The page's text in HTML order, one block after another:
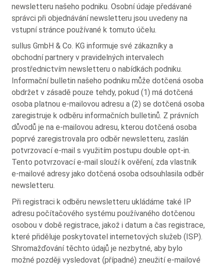
newsletteru našeho podniku. Osobní údaje předávané
správci při objednávání newsletteru jsou uvedeny na
vstupní stránce používané k tomuto účelu.
sullus GmbH & Co. KG informuje své zákazníky a
obchodní partnery v pravidelných intervalech
prostřednictvím newsletteru o nabídkách podniku.
Informační bulletin našeho podniku může dotčená osoba
obdržet v zásadě pouze tehdy, pokud (1) má dotčená
osoba platnou e-mailovou adresu a (2) se dotčená osoba
zaregistruje k odběru informačních bulletinů. Z právních
důvodů je na e-mailovou adresu, kterou dotčená osoba
poprvé zaregistrovala pro odběr newsletteru, zaslán
potvrzovací e-mail s využitím postupu double opt-in.
Tento potvrzovací e-mail slouží k ověření, zda vlastník
e-mailové adresy jako dotčená osoba odsouhlasila odběr
newsletteru.
Při registraci k odběru newsletteru ukládáme také IP
adresu počítačového systému používaného dotčenou
osobou v době registrace, jakož i datum a čas registrace,
které přiděluje poskytovatel internetových služeb (ISP).
Shromažďování těchto údajů je nezbytné, aby bylo
možné později vysledovat (případné) zneužití e-mailové